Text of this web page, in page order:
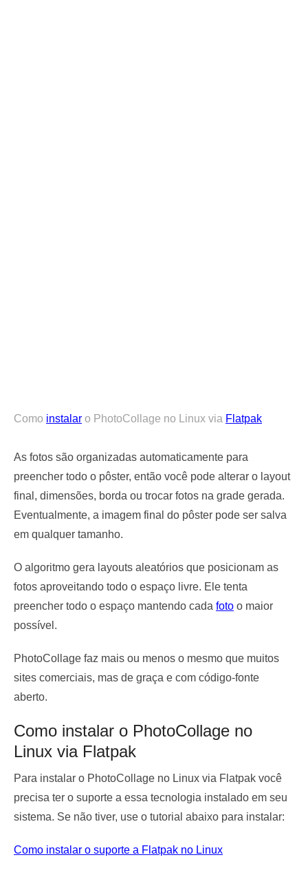
Como instalar o PhotoCollage no Linux via Flatpak
As fotos são organizadas automaticamente para
preencher todo o pôster, então você pode alterar o layout
final, dimensões, borda ou trocar fotos na grade gerada.
Eventualmente, a imagem final do pôster pode ser salva
em qualquer tamanho.
O algoritmo gera layouts aleatórios que posicionam as
fotos aproveitando todo o espaço livre. Ele tenta
preencher todo o espaço mantendo cada foto o maior
possível.
PhotoCollage faz mais ou menos o mesmo que muitos
sites comerciais, mas de graça e com código-fonte
aberto.
Como instalar o PhotoCollage no
Linux via Flatpak
Para instalar o PhotoCollage no Linux via Flatpak você
precisa ter o suporte a essa tecnologia instalado em seu
sistema. Se não tiver, use o tutorial abaixo para instalar:
Como instalar o suporte a Flatpak no Linux